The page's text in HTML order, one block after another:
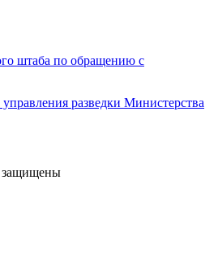
штаба по обращению с
управления разведки Министерства
защищены